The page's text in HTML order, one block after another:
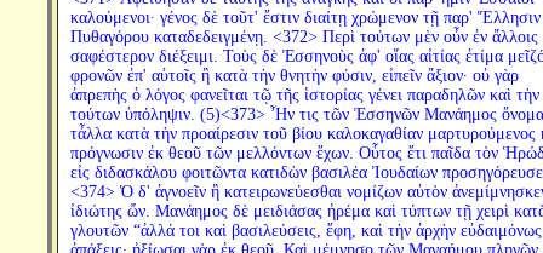
καλούμενοι· γένος δὲ τοῦτ' ἔστιν διαίτῃ χρώμενον τῇ παρ'
Πυθαγόρου καταδεδειγμένῃ. <372> Περὶ τούτων μὲν οὖν ἐν ἄλλοις
σαφέστερον διέξειμι. Τοὺς δὲ Ἐσσηνοὺς ἀφ' οἵας αἰτίας ἐτίμα
φρονῶν ἐπ' αὐτοῖς ἢ κατὰ τὴν θνητὴν φύσιν, εἰπεῖν ἄξιον· οὐ γὰρ
ἀπρεπὴς ὁ λόγος φανεῖται τῷ τῆς ἱστορίας γένει παραδηλῶν καὶ
τούτων ὑπόληψιν. (5)<373> Ἦν τις τῶν Ἐσσηνῶν Μανάημος ὄνομα
τἆλλα κατὰ τὴν προαίρεσιν τοῦ βίου καλοκαγαθίαν μαρτυρούμενος
πρόγνωσιν ἐκ θεοῦ τῶν μελλόντων ἔχων. Οὗτος ἔτι παῖδα τὸν
εἰς διδασκάλου φοιτῶντα κατιδὼν βασιλέα Ἰουδαίων
<374> Ὁ δ' ἀγνοεῖν ἢ κατειρωνεύεσθαι νομίζων αὐτὸν
ἰδιώτης ὤν. Μανάημος δὲ μειδιάσας ἠρέμα καὶ τύπτων τῇ χειρὶ
γλουτῶν “ἀλλά τοι καὶ βασιλεύσεις, ἔφη, καὶ τὴν ἀρχὴν εὐδαιμόνως